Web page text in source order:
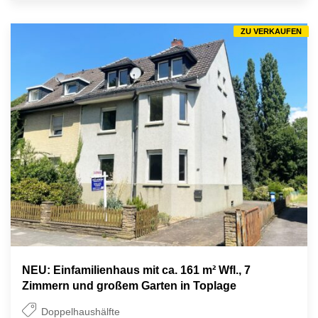
NEU: Einfamilienhaus mit ca. 161 m² Wfl., 7
Zimmern und großem Garten in Toplage
Doppelhaushälfte
ZU VERKAUFEN